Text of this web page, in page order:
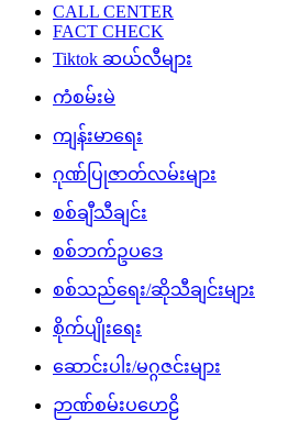
CALL CENTER
FACT CHECK
Tiktok ဆယ်လီများ
ကံစမ်းမဲ
ကျန်းမာရေး
ဂုဏ်ပြုဇာတ်လမ်းများ
စစ်ချီသီချင်း
စစ်ဘက်ဥပဒေ
စစ်သည်ရေး/ဆိုသီချင်းများ
စိုက်ပျိုးရေး
ဆောင်းပါး/မဂ္ဂဇင်းများ
ဉာဏ်စမ်းပဟေဠိ